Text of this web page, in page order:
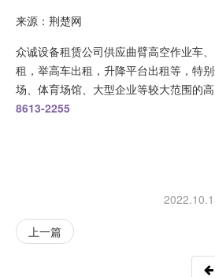
来源：荆楚网
众诚设备租赁公司供应曲臂高空作业车
租，举高车出租，升降平台出租等，特
场、体育场馆、大型企业等较大范围的高
8613-2255
上一篇